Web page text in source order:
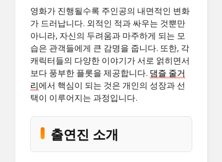
영화가 진행될수록 주인공의 내면적인 변화
가 드러납니다. 외적인 적과 싸우는 것뿐만
아니라, 자신의 두려움과 마주하게 되는 모
습은 관객들에게 큰 감명을 줍니다. 또한, 각
캐릭터들의 다양한 이야기가 서로 얽히면서
보다 풍부한 플롯을 제공합니다. 댐즐 줄거
리에서 핵심이 되는 것은 개인의 성장과 선
택이 이루어지는 과정입니다.
출연진 소개